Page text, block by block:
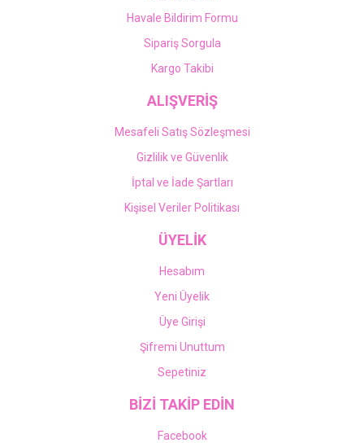
Havale Bildirim Formu
Sipariş Sorgula
Kargo Takibi
ALIŞVERİŞ
Mesafeli Satış Sözleşmesi
Gizlilik ve Güvenlik
İptal ve İade Şartları
Kişisel Veriler Politikası
ÜYELİK
Hesabım
Yeni Üyelik
Üye Girişi
Şifremi Unuttum
Sepetiniz
BİZİ TAKİP EDİN
Facebook